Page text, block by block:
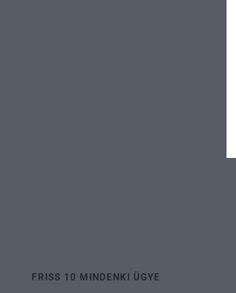
FRISS 10 MINDENKI ÜGYE